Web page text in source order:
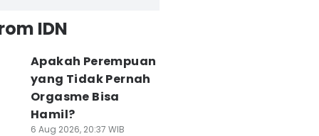
IDN
Apakah Perempuan
yang Tidak Pernah
Orgasme Bisa
Hamil?
6 Aug 2026, 20:37 WIB